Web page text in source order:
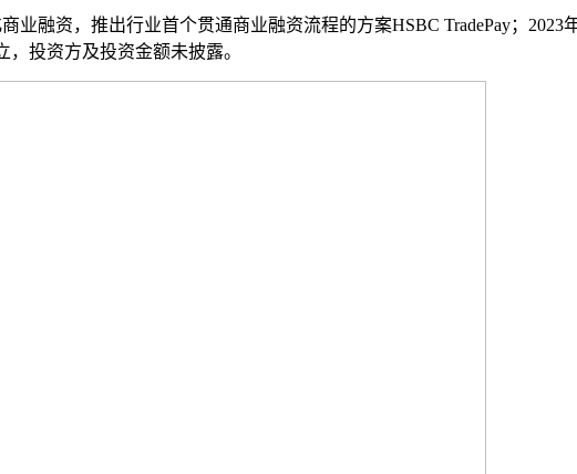
融资，推出行业首个贯通商业融资流程的方案HSBC TradePay；2023
投资方及投资金额未披露。